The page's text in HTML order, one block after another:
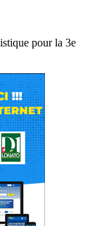
pour la 3e